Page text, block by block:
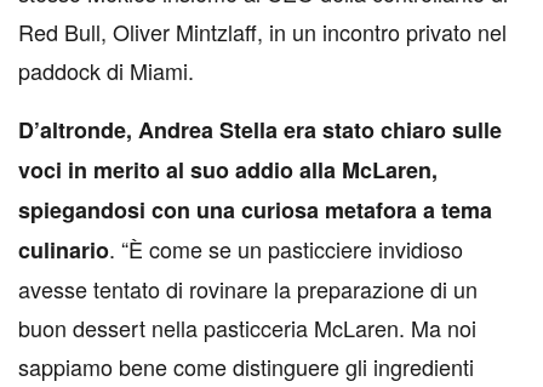
Red Bull, Oliver Mintzlaff, in un incontro privato nel
paddock di Miami.
D’altronde, Andrea Stella era stato chiaro sulle
voci in merito al suo addio alla McLaren,
spiegandosi con una curiosa metafora a tema
culinario. “È come se un pasticciere invidioso
avesse tentato di rovinare la preparazione di un
buon dessert nella pasticceria McLaren. Ma noi
sappiamo bene come distinguere gli ingredienti